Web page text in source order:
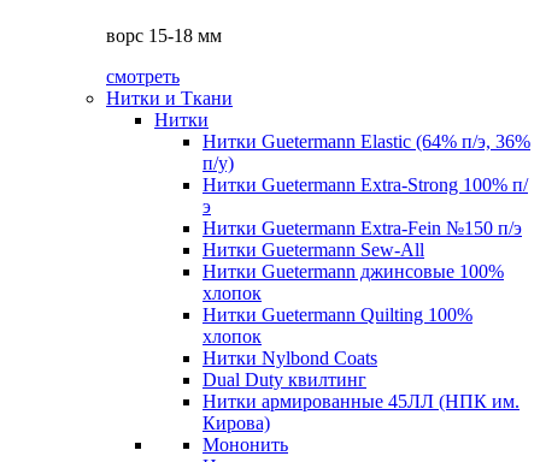
ворс 15-18 мм
смотреть
Нитки и Ткани
Нитки
Нитки Guetermann Elastic (64% п/э, 36%
п/у)
Нитки Guetermann Extra-Strong 100% п/
э
Нитки Guetermann Extra-Fein №150 п/э
Нитки Guetermann Sew-All
Нитки Guetermann джинсовые 100%
хлопок
Нитки Guetermann Quilting 100%
хлопок
Нитки Nylbond Coats
Dual Duty квилтинг
Нитки армированные 45ЛЛ (НПК им.
Кирова)
Мононить